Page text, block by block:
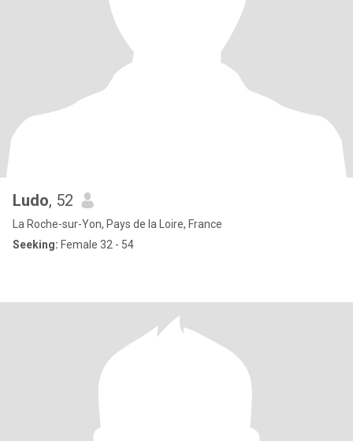
Ludo, 52
La Roche-sur-Yon, Pays de la Loire, France
Seeking: Female 32 - 54